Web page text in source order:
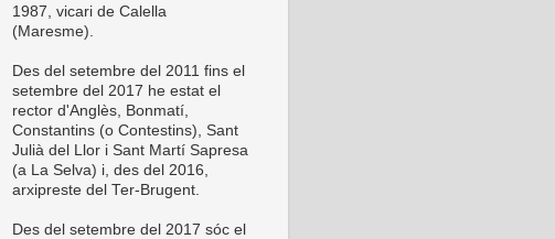
1987, vicari de Calella
(Maresme).
Des del setembre del 2011 fins el
setembre del 2017 he estat el
rector d'Anglès, Bonmatí,
Constantins (o Contestins), Sant
Julià del Llor i Sant Martí Sapresa
(a La Selva) i, des del 2016,
arxipreste del Ter-Brugent.
Des del setembre del 2017 sóc el